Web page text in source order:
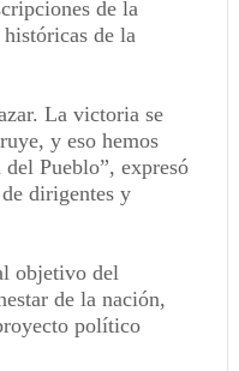
de la
de la
La victoria se
y eso hemos
Pueblo”, expresó
dirigentes y
objetivo del
de la nación,
político